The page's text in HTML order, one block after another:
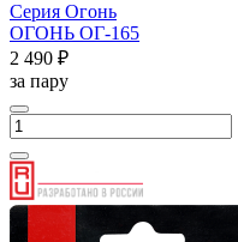
Серия Огонь
ОГОНЬ ОГ-165
2 490 ₽
за пару